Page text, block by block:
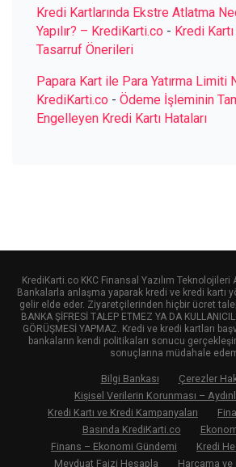
Kredi Kartlarında Ekstre Atlatma
Yapılır? – KrediKarti.co - Kredi
Tasarruf Önerileri
Papara Kart ile Para Yatırma Limiti
KrediKarti.co - Ödeme İşleminin
Engelleyen Kredi Kartı Hataları
KrediKarti.co KKC Finansal Yazılım
Bankalarla anlaşma yaparak kredi ve kredi kartı
gelir elde eder. Ziyaretçilerinden hiçbir ücret
BANKA ŞİFRESİ TALEP ETMEZ YA DA
GÖRÜŞMESİ YAPMAZ. Kredi ve kredi kartları
bankaların kendi politikaları sonucu
sonuçlarına müdahale
Bilgi Bankası
Çerezler
Kişisel Verilerin Korunması –
Kredi Kartı ve Kredi Kampanyaları
Basında KrediKarti.co
Finans – Ekonomi Gündemi
Kredi
Mevduat Faizi Hesapla
Harcama ve